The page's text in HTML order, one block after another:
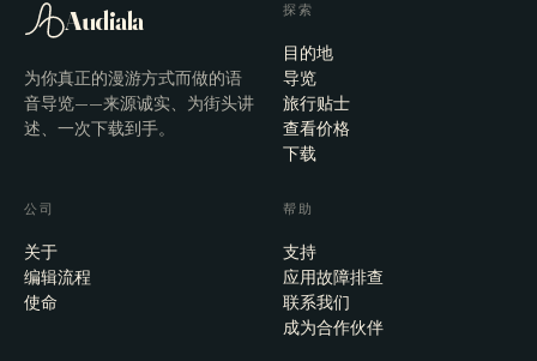
Audiala
为你真正的漫游方式而做的语
音导览——来源诚实、为街头讲
述、一次下载到手。
探索
目的地
导览
旅行贴士
查看价格
下载
公司
关于
编辑流程
使命
帮助
支持
应用故障排查
联系我们
成为合作伙伴